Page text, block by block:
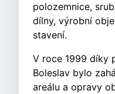
polozemnice,
dílny, výrobní
stavení.
V roce 1999 díky
Boleslav bylo
areálu a opravy